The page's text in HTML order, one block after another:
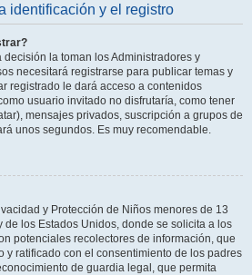
identificación y el registro
la toman los Administradores y
necesitará registrarse para publicar temas y
registrado le dará acceso a contenidos
usuario invitado no disfrutaría, como tener
mensajes privados, suscripción a grupos de
unos segundos. Es muy recomendable.
y Protección de Niños menores de 13
los Estados Unidos, donde se solicita a los
potenciales recolectores de información, que
y ratificado con el consentimiento de los padres
de guardia legal, que permita